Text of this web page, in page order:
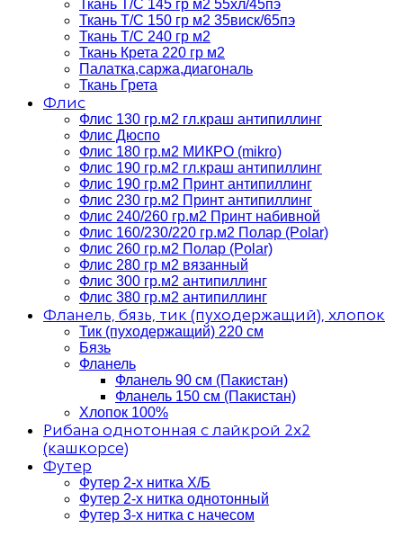
Ткань Т/C 145 гр м2 55хл/45пэ
Ткань Т/C 150 гр м2 35виск/65пэ
Ткань Т/C 240 гр м2
Ткань Крета 220 гр м2
Палатка,саржа,диагональ
Ткань Грета
Флис
Флис 130 гр.м2 гл.краш антипиллинг
Флис Дюспо
Флис 180 гр.м2 МИКРО (mikro)
Флис 190 гр.м2 гл.краш антипиллинг
Флис 190 гр.м2 Принт антипиллинг
Флис 230 гр.м2 Принт антипиллинг
Флис 240/260 гр.м2 Принт набивной
Флис 160/230/220 гр.м2 Полар (Polar)
Флис 260 гр.м2 Полар (Polar)
Флис 280 гр м2 вязанный
Флис 300 гр.м2 антипиллинг
Флис 380 гр.м2 антипиллинг
Фланель, бязь, тик (пуходержащий), хлопок
Тик (пуходержащий) 220 см
Бязь
Фланель
Фланель 90 см (Пакистан)
Фланель 150 см (Пакистан)
Хлопок 100%
Рибана однотонная с лайкрой 2х2
(кашкорсе)
Футер
Футер 2-х нитка Х/Б
Футер 2-х нитка однотонный
Футер 3-х нитка с начесом